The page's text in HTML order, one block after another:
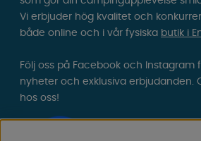
Vi erbjuder hög kvalitet och
både online och i vår fysiska butik i
Följ oss på Facebook och Instagram
nyheter och exklusiva erbjudanden.
hos oss!